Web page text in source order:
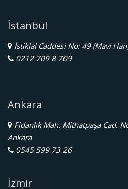
İstanbul
İstiklal Caddesi No: 49 (Mavi
0212 709 8 709
Ankara
Fidanlık Mah. Mithatpaşa Cad.
Ankara
0545 599 73 26
İzmir